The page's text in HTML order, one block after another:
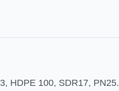
HDPE 100, SDR17, PN25.